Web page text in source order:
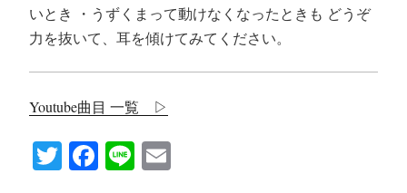
いとき ・うずくまって動けなくなったときも どうぞ
力を抜いて、耳を傾けてみてください。
Youtube曲目 一覧 ▷
T Fa Li